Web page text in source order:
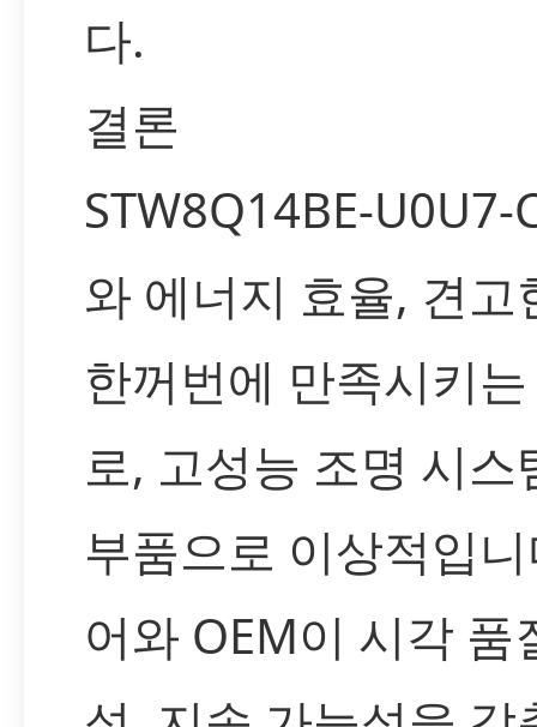
다.
결론
STW8Q14BE-U0U7-
와 에너지 효율, 견고
한꺼번에 만족시키
로, 고성능 조명 시스
부품으로 이상적입
어와 OEM이 시각 품